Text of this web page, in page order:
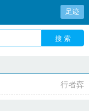
足迹
搜 索
行者弈